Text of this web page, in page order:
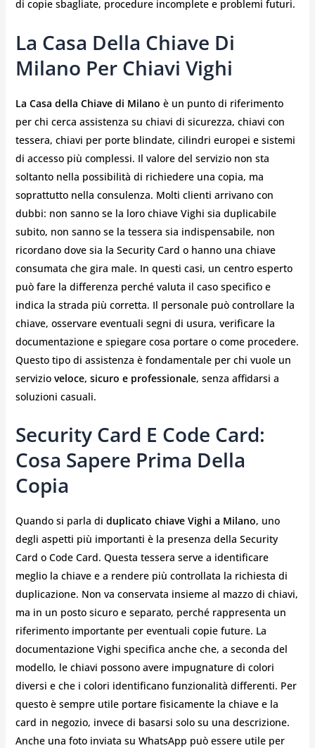
di copie sbagliate, procedure incomplete e problemi futuri.
La Casa Della Chiave Di
Milano Per Chiavi Vighi
La Casa della Chiave di Milano è un punto di riferimento
per chi cerca assistenza su chiavi di sicurezza, chiavi con
tessera, chiavi per porte blindate, cilindri europei e sistemi
di accesso più complessi. Il valore del servizio non sta
soltanto nella possibilità di richiedere una copia, ma
soprattutto nella consulenza. Molti clienti arrivano con
dubbi: non sanno se la loro chiave Vighi sia duplicabile
subito, non sanno se la tessera sia indispensabile, non
ricordano dove sia la Security Card o hanno una chiave
consumata che gira male. In questi casi, un centro esperto
può fare la differenza perché valuta il caso specifico e
indica la strada più corretta. Il personale può controllare la
chiave, osservare eventuali segni di usura, verificare la
documentazione e spiegare cosa portare o come procedere.
Questo tipo di assistenza è fondamentale per chi vuole un
servizio veloce, sicuro e professionale, senza affidarsi a
soluzioni casuali.
Security Card E Code Card:
Cosa Sapere Prima Della
Copia
Quando si parla di duplicato chiave Vighi a Milano, uno
degli aspetti più importanti è la presenza della Security
Card o Code Card. Questa tessera serve a identificare
meglio la chiave e a rendere più controllata la richiesta di
duplicazione. Non va conservata insieme al mazzo di chiavi,
ma in un posto sicuro e separato, perché rappresenta un
riferimento importante per eventuali copie future. La
documentazione Vighi specifica anche che, a seconda del
modello, le chiavi possono avere impugnature di colori
diversi e che i colori identificano funzionalità differenti. Per
questo è sempre utile portare fisicamente la chiave e la
card in negozio, invece di basarsi solo su una descrizione.
Anche una foto inviata su WhatsApp può essere utile per